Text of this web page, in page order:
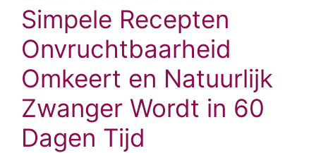
Simpele Recepten
Onvruchtbaarheid
Omkeert en Natuurlijk
Zwanger Wordt in 60
Dagen Tijd